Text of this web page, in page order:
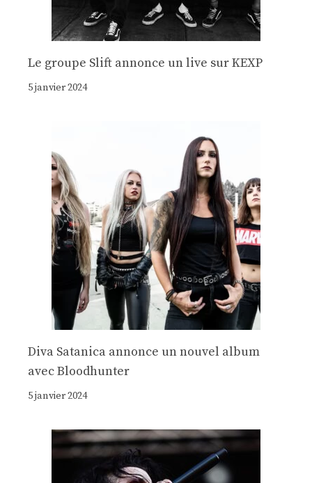
Le groupe Slift annonce un live sur KEXP
5 janvier 2024
Diva Satanica annonce un nouvel album
avec Bloodhunter
5 janvier 2024